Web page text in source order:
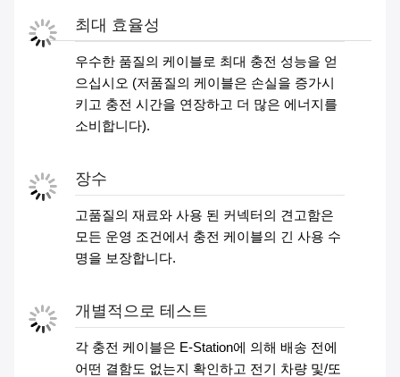
최대 효율성
우수한 품질의 케이블로 최대 충전 성능을 얻
으십시오 (저품질의 케이블은 손실을 증가시
키고 충전 시간을 연장하고 더 많은 에너지를
소비합니다).
장수
고품질의 재료와 사용 된 커넥터의 견고함은
모든 운영 조건에서 충전 케이블의 긴 사용 수
명을 보장합니다.
개별적으로 테스트
각 충전 케이블은 E-Station에 의해 배송 전에
어떤 결함도 없는지 확인하고 전기 차량 및/또